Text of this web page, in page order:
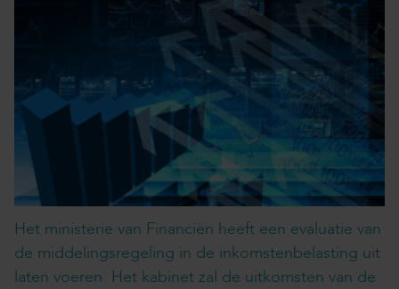
Het ministerie van Financiën heeft een evaluatie van
de middelingsregeling in de inkomstenbelasting uit
laten voeren. Het kabinet zal de uitkomsten van de